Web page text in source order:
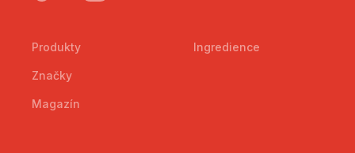
Produkty
Značky
Magazín
Ingredience